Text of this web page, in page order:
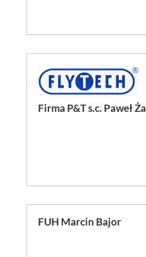
Firma P&T s.c. Paweł
FUH Marcin Bajor